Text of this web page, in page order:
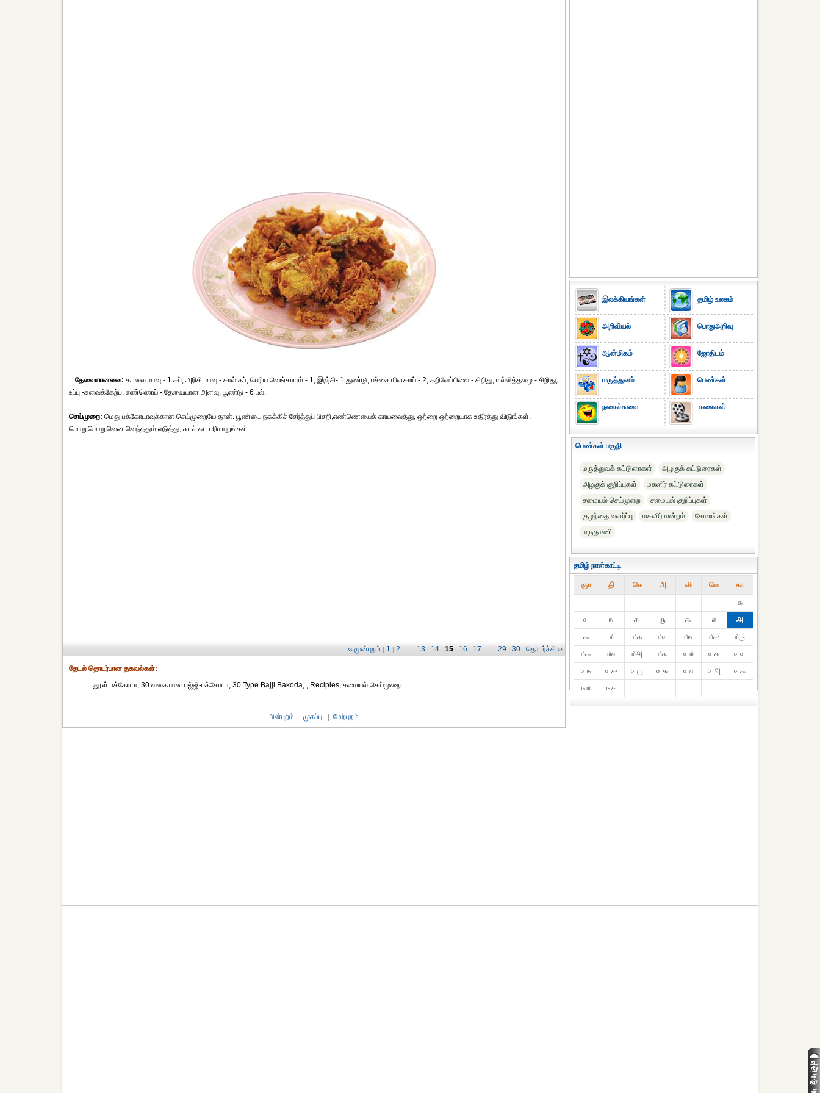
தேவையானவை: கடலை மாவு - 1 கப், அரிசி மாவு - கால் கப், பெரிய வெங்காயம் - 1, இஞ்சி- 1 துண்டு, பச்சை மிளகாய் - 2, கறிவேப்பிலை - சிறிது, மல்லித்தழை - சிறிது,
உப்பு -சுவைக்கேற்ப, எண்ணெய் - தேவையான அளவு, பூண்டு - 6 பல்.
செய்முறை: மெது பக்கோடாவுக்கான செய்முறையே தான். பூண்டை நசுக்கிச் சேர்த்துப் பிசறி,எண்ணெயைக் காயவைத்து, ஒற்றை ஒற்றையாக உதிர்த்து விடுங்கள்.
மொறுமொறுவென வெந்ததும் எடுத்து, சுடச் சுட பரிமாறுங்கள்.
‹‹ முன்புறம் | 1 | 2 | ... | 13 | 14 | 15 | 16 | 17 | ... | 29 | 30 | தொடர்ச்சி ››
தேட‌ல் தொட‌ர்பான தகவ‌ல்க‌ள்:
தூள் பக்கோடா, 30 வகையான பஜ்ஜி-பக்கோடா, 30 Type Bajji Bakoda, , Recipies, சமையல் செய்முறை
பின்புறம் முகப்பு மேற்புறம்
இலக்கியங்கள்
அறிவியல்
ஆன்மிகம்
மருத்துவம்
நகைச்சுவை
தமிழ் உலகம்
பொதுஅறிவு
ஜோதிடம்
பெண்கள்
கலைகள்
பெண்கள் பகுதி
மருத்துவக் கட்டுரைகள்
அழகுக் கட்டுரைகள்
அழகுக் குறிப்புகள்
மகளிர் கட்டுரைகள்
சமையல் செய்முறை
சமையல் குறிப்புகள்
குழந்தை வளர்ப்பு
மகளிர் மன்றம்
கோலங்கள்
மருதாணி
தமிழ் நாள்காட்டி
ஞா தி் செ அ வி வெ கா
௧
௨
௩ ௪ ௫ ௬ ௭
௮
௯
௰ ௰௧ ௰௨ ௰௩ ௰௪
௰௫
௰௬
௰௭ ௰௮ ௰௯ ௨௰ ௨௧
௨௨
௨௩
௨௪ ௨௫ ௨௬ ௨௭ ௨௮
௨௯
௩௰
௩௧